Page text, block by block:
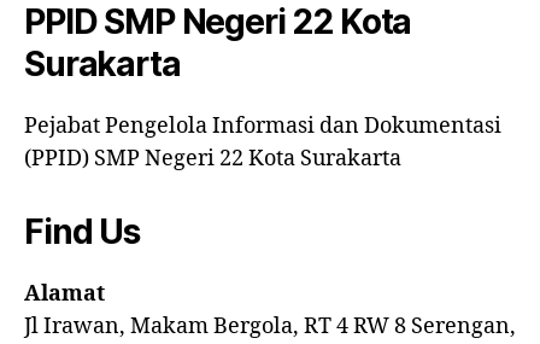
PPID SMP Negeri 22 Kota
Surakarta
Pejabat Pengelola Informasi dan Dokumentasi
(PPID) SMP Negeri 22 Kota Surakarta
Find Us
Alamat
Jl Irawan, Makam Bergola, RT 4 RW 8 Serengan,